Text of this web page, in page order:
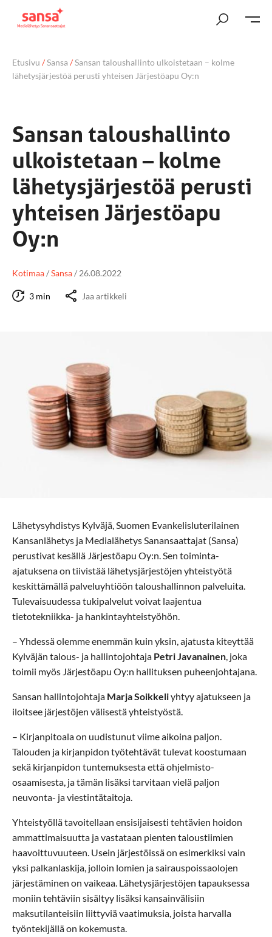
Etusivu /Sansa/Sansan taloushallinto ulkoistetaan – kolme
lähetysjärjestöä perusti yhteisen Järjestöapu Oy:n
Sansan taloushallinto
ulkoistetaan – kolme
lähetysjärjestöä perusti
yhteisen Järjestöapu
Oy:n
Kotimaa/Sansa/ 26.08.2022
3 min Jaa artikkeli
Lähetysyhdistys Kylväjä, Suomen Evankelisluterilainen
Kansanlähetys ja Medialähetys Sanansaattajat (Sansa)
perustivat kesällä Järjestöapu Oy:n. Sen toiminta-
ajatuksena on tiivistää lähetysjärjestöjen yhteistyötä
keskittämällä palveluyhtiöön taloushallinnon palveluita.
Tulevaisuudessa tukipalvelut voivat laajentua
tietotekniikka- ja hankintayhteistyöhön.
– Yhdessä olemme enemmän kuin yksin, ajatusta kiteyttää
Kylväjän talous- ja hallintojohtaja Petri Javanainen, joka
toimii myös Järjestöapu Oy:n hallituksen puheenjohtajana.
Sansan hallintojohtaja Marja Soikkeliyhtyy ajatukseen ja
iloitsee järjestöjen välisestä yhteistyöstä.
– Kirjanpitoala on uudistunut viime aikoina paljon.
Talouden ja kirjanpidon työtehtävät tulevat koostumaan
sekä kirjanpidon tuntemuksesta että ohjelmisto-
osaamisesta, ja tämän lisäksi tarvitaan vielä paljon
neuvonta- ja viestintätaitoja.
Yhteistyöllä tavoitellaan ensisijaisesti tehtävien hoidon
ammattimaisuutta ja vastataan pienten taloustiimien
haavoittuvuuteen. Usein järjestöissä on esimerkiksi vain
yksi palkanlaskija, jolloin lomien ja sairauspoissaolojen
järjestäminen on vaikeaa. Lähetysjärjestöjen tapauksessa
moniin tehtäviin sisältyy lisäksi kansainvälisiin
maksutilanteisiin liittyviä vaatimuksia, joista harvalla
työntekijällä on kokemusta.